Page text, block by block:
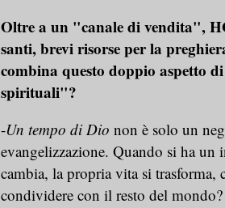
Oltre a un "canale di vendita",
santi, brevi risorse per la
combina questo doppio aspetto
spirituali"?
-Un tempo di Dio non è solo un
evangelizzazione. Quando si ha
cambia, la propria vita si trasforma,
condividere con il resto del mondo?